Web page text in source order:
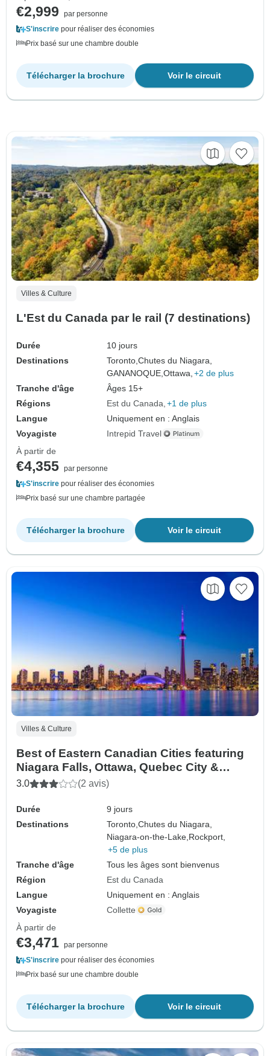
€2,999
par personne
S'inscrire pour réaliser des économies
Prix basé sur une chambre double
Voir le circuit
Télécharger la brochure
Villes & Culture
L'Est du Canada par le rail (7 destinations)
Durée
10 jours
Destinations
Toronto,Chutes du Niagara,
GANANOQUE,Ottawa, +2 de plus
Tranche d'âge
Âges 15+
Régions
Est du Canada +1 de plus
Langue
Uniquement en : Anglais
Voyagiste
Intrepid Travel
À partir de
€4,355 par personne
S'inscrire pour réaliser des économies
Prix basé sur une chambre partagée
Voir le circuit
Télécharger la brochure
Villes & Culture
Best of Eastern Canadian Cities featuring
Niagara Falls, Ottawa, Quebec City &
Montreal (Toronto, ON to Montreal, QC)
3.0 (2 avis)
Durée
9 jours
Destinations
Toronto,Chutes du Niagara,
Niagara-on-the-Lake, Rockport,
+5 de plus
Tranche d'âge
Tous les âges sont bienvenus
Région
Est du Canada
Langue
Uniquement en : Anglais
Voyagiste
Collette
À partir de
€3,471 par personne
S'inscrire pour réaliser des économies
Prix basé sur une chambre double
Voir le circuit
Télécharger la brochure